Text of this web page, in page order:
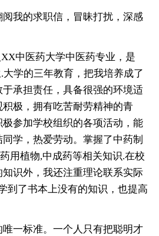
我的求职信，冒昧打扰，深感
中医药大学中医药专业，是
学的三年教育，把我培养成了
承担责任，具备很强的环境适
极，拥有吃苦耐劳精神的青
参加学校组织的各项活动，能
学，热爱劳动。掌握了中药制
用植物,中成药等相关知识.在校
识外，我还注重理论联系实际
到了书本上没有的知识，也提高
一标准。一个人只有把聪明才